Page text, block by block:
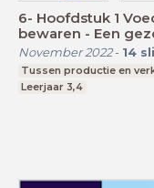
6- Hoofdstuk 1 Voedingsmiddelen bereiden en
bewaren - Een
November 2022- 14
Tussen productie en
Leerjaar 3,4